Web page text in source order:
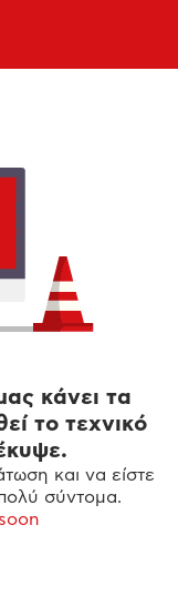
κάνει τα
το τεχνικό
και να είστε
σύντομα.